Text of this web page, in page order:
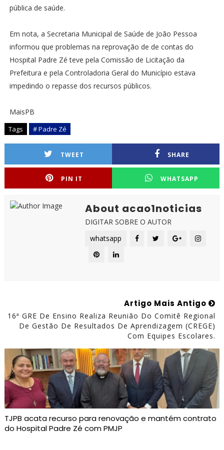
pública de saúde.
Em nota, a Secretaria Municipal de Saúde de João Pessoa
informou que problemas na reprovação de de contas do
Hospital Padre Zé teve pela Comissão de Licitação da
Prefeitura e pela Controladoria Geral do Município estava
impedindo o repasse dos recursos públicos.
MaisPB
Tags # Padre Zé
TWEET SHARE
PIN IT WHATSAPP
About acao1noticias
DIGITAR SOBRE O AUTOR
whatsapp
Artigo Mais Antigo
16ª GRE De Ensino Realiza Reunião Do Comitê Regional
De Gestão De Resultados De Aprendizagem (CREGE)
Com Equipes Escolares.
TJPB acata recurso para renovação e mantém contrato
do Hospital Padre Zé com PMJP